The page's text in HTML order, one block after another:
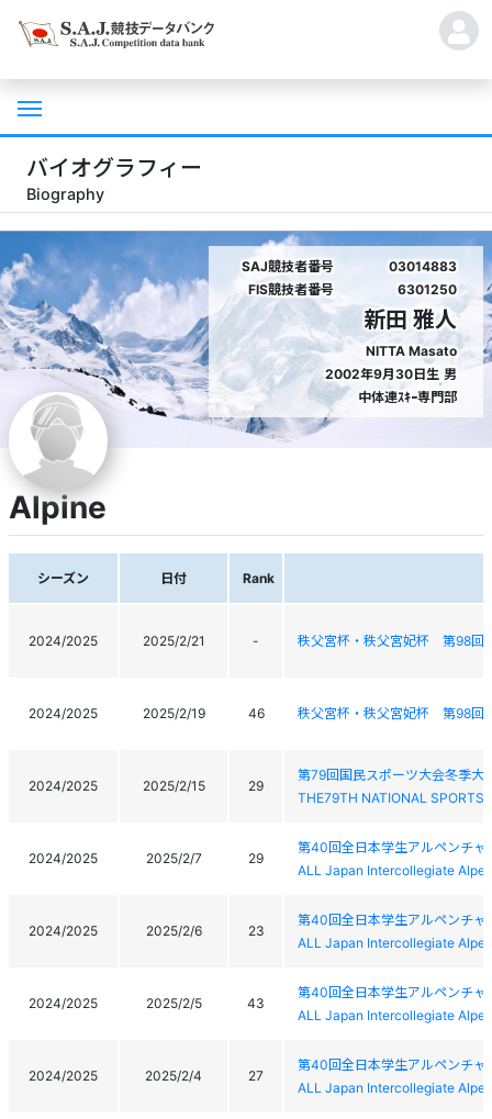
バイオグラフィー
Biography
SAJ競技者番号
03014883
FIS競技者番号
6301250
新田 雅人
NITTA Masato
2002年9月30日生 男
中体連ｽｷｰ専門部
Alpine
シーズン 日付 Rank
2024/2025 2025/2/21 - 秩父宮杯・秩父宮妃杯 第98回
2024/2025 2025/2/19 46 秩父宮杯・秩父宮妃杯 第98回
2024/2025 2025/2/15 29
第79回国民スポーツ大会冬季大
THE79TH NATIONAL SPORTS
2024/2025 2025/2/7 29
第40回全日本学生アルペンチャ
ALL Japan Intercollegiate
2024/2025 2025/2/6 23
第40回全日本学生アルペンチャ
ALL Japan Intercollegiate
2024/2025 2025/2/5 43
第40回全日本学生アルペンチャ
ALL Japan Intercollegiate
2024/2025 2025/2/4 27
第40回全日本学生アルペンチャ
ALL Japan Intercollegiate